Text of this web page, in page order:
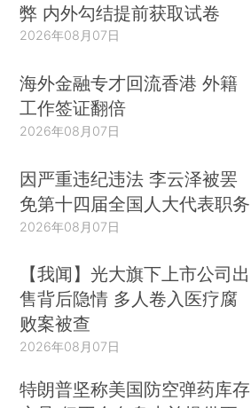
弊 内外勾结提前获取试卷
2026年08月07日
海外金融专才回流香港 外籍
工作签证翻倍
2026年08月07日
因严重违纪违法 李云泽被罢
免第十四届全国人大代表职务
2026年08月07日
【我闻】光大旗下上市公司出
售背后隐情 多人卷入医疗腐
败案被查
2026年08月07日
特朗普坚称美国防空弹药库存